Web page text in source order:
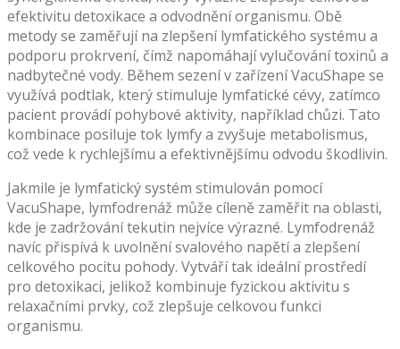
efektivitu detoxikace a odvodnění organismu. Obě
metody se zaměřují na zlepšení lymfatického systému a
podporu prokrvení, čímž napomáhají vylučování toxinů a
nadbytečné vody. Během sezení v zařízení VacuShape se
využívá podtlak, který stimuluje lymfatické cévy, zatímco
pacient provádí pohybové aktivity, například chůzi. Tato
kombinace posiluje tok lymfy a zvyšuje metabolismus,
což vede k rychlejšímu a efektivnějšímu odvodu škodlivin.
Jakmile je lymfatický systém stimulován pomocí
VacuShape, lymfodrenáž může cíleně zaměřit na oblasti,
kde je zadržování tekutin nejvíce výrazné. Lymfodrenáž
navíc přispívá k uvolnění svalového napětí a zlepšení
celkového pocitu pohody. Vytváří tak ideální prostředí
pro detoxikaci, jelikož kombinuje fyzickou aktivitu s
relaxačními prvky, což zlepšuje celkovou funkci
organismu.